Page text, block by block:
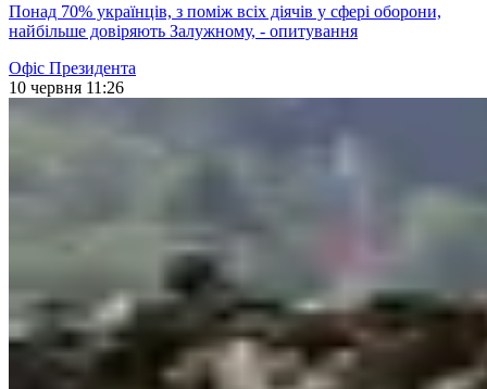
Понад 70% українців, з поміж всіх діячів у сфері оборони,
найбільше довіряють Залужному, - опитування
Офіс Президента
10 червня 11:26